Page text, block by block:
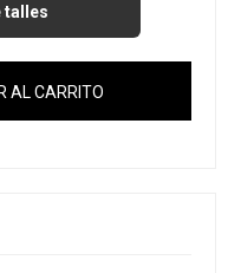
talles
AL CARRITO